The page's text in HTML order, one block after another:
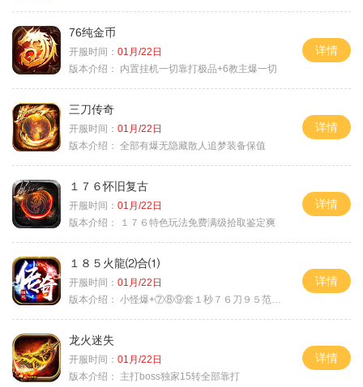
76纯金币
开服时间： 01月/22日
版本介绍：
内置挂机一切靠打极品+6教主爆一切
详情
三刀传奇
开服时间： 01月/22日
版本介绍： 全部有爆无隐藏散人追梦装备保值
详情
１７６怀旧复古
开服时间： 01月/22日
版本介绍：
１７６特色玩法免费满级拾取鉴定爽
详情
１８５火龍⑵合⑴
开服时间： 01月/22日
版本介绍： 小怪爆+⑦⑧⑨套１秒７６刀９５范围捡
详情
龙火迷失
开服时间： 01月/22日
版本介绍：
主打boss独家15转全部靠打
详情